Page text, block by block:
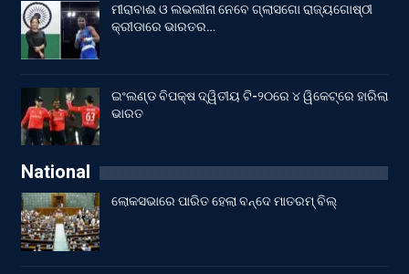
ମୀରାବାଈ ଓ ଲଭଲୀନା ନେବେ ଗ୍ଲାସଗୋ ରାଜ୍ୟଗୋଷ୍ଠୀ
କ୍ରୀଡାରେ ଭାରତର…
ଇଂଲଣ୍ଡ ବିପକ୍ଷ ଦ୍ୱିତୀୟ ଟି-୨୦ରେ ୪ ୱିକେଟ୍‌ରେ ହାରିଲା
ଭାରତ
National
ଲୋକସଭାରେ ପାରିତ ହେଲା ବନ୍ଦେ ମାତରମ୍‌ ବିଲ୍‌